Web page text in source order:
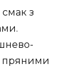
з
пряними